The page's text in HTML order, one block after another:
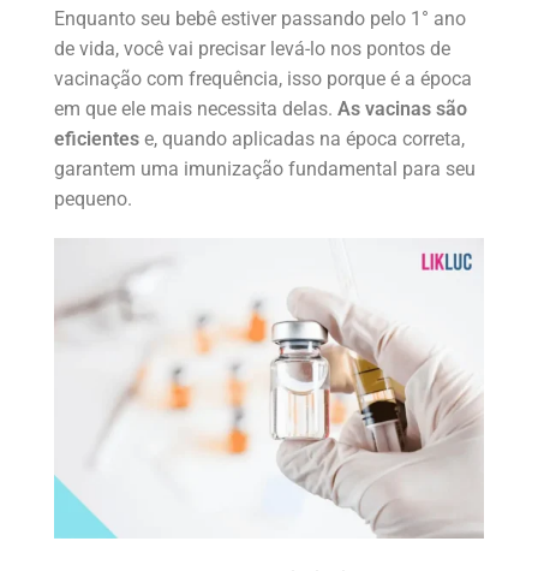
Enquanto seu bebê estiver passando pelo 1° ano
de vida, você vai precisar levá-lo nos pontos de
vacinação com frequência, isso porque é a época
em que ele mais necessita delas. As vacinas são
eficientes e, quando aplicadas na época correta,
garantem uma imunização fundamental para seu
pequeno.